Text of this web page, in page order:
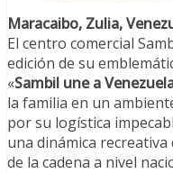
Maracaibo, Zulia,
El centro comercial
edición de su
«Sambil une a
la familia en un
por su logística
una dinámica recreativa
de la cadena a nivel